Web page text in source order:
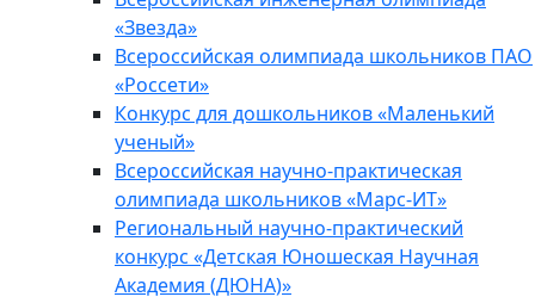
«Звезда»
Всероссийская олимпиада школьников ПАО
«Россети»
Конкурс для дошкольников «Маленький
ученый»
Всероссийская научно-практическая
олимпиада школьников «Марс-ИТ»
Региональный научно-практический
конкурс «Детская Юношеская Научная
Академия (ДЮНА)»